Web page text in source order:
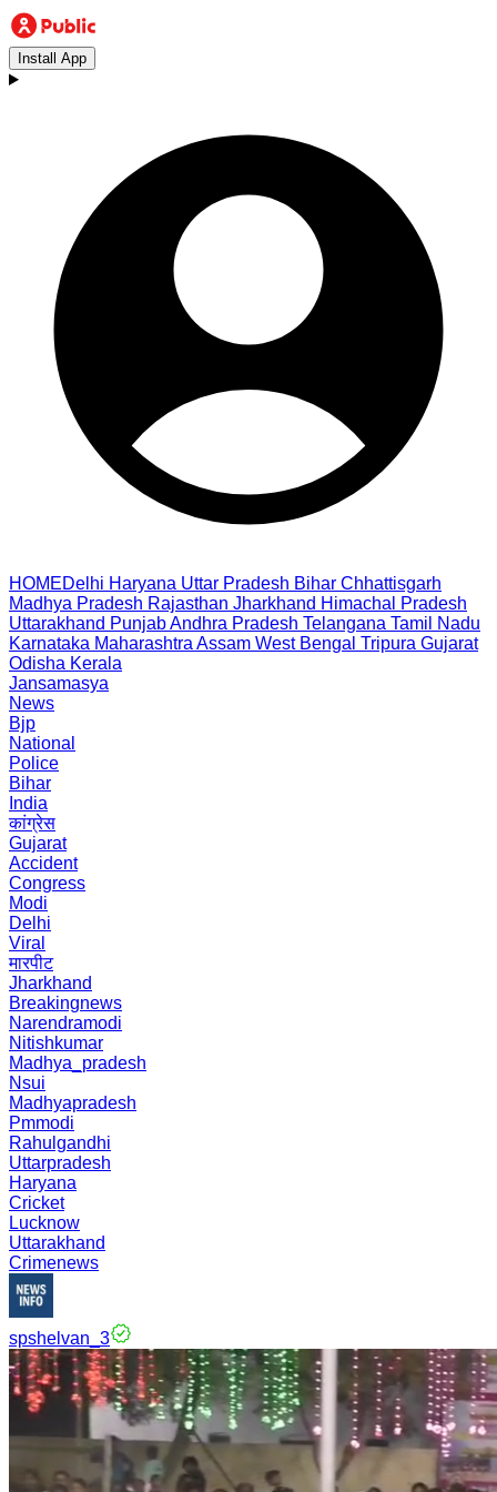
Install App
HOMEDelhi Haryana Uttar Pradesh Bihar Chhattisgarh
Madhya Pradesh Rajasthan Jharkhand Himachal Pradesh
Uttarakhand PunjabAndhra Pradesh Telangana Tamil Nadu
Karnataka Maharashtra Assam West Bengal Tripura Gujarat
Odisha Kerala
Jansamasya
News
Bjp
National
Police
Bihar
India
कांग्रेस
Gujarat
Accident
Congress
Modi
Delhi
Viral
मारपीट
Jharkhand
Breakingnews
Narendramodi
Nitishkumar
Madhya_pradesh
Nsui
Madhyapradesh
Pmmodi
Rahulgandhi
Uttarpradesh
Haryana
Cricket
Lucknow
Uttarakhand
Crimenews
spshelvan_3